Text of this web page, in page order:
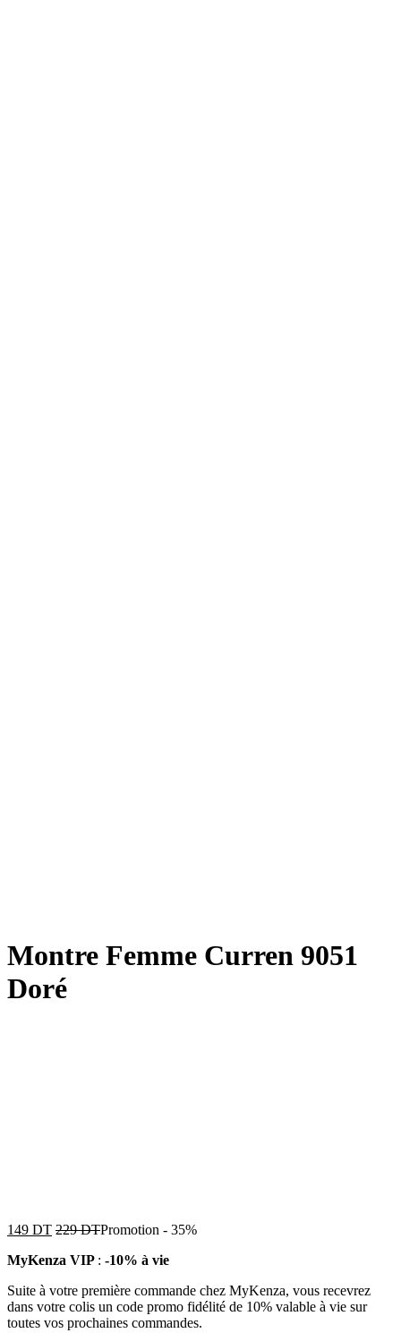
Montre Femme Curren 9051
Doré
149 DT 229DTPromotion - 35%
MyKenza VIP : -10% à vie
Suite à votre première commande chez MyKenza, vous recevrez
dans votre colis un code promo fidélité de 10% valable à vie sur
toutes vos prochaines commandes.